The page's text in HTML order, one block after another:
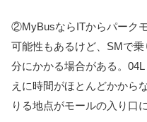
②MyBusならITからパーク
可能性もあるけど、SMで
分にかかる場合がある。
えに時間がほとんどかから
りる地点がモールの入り口